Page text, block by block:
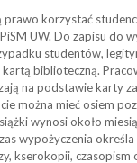
prawo korzystać
UW. Do zapisu do
studentów,
biblioteczną.
na podstawie karty
można mieć osiem
wynosi około
wypożyczenia
kserokopii, czasopism